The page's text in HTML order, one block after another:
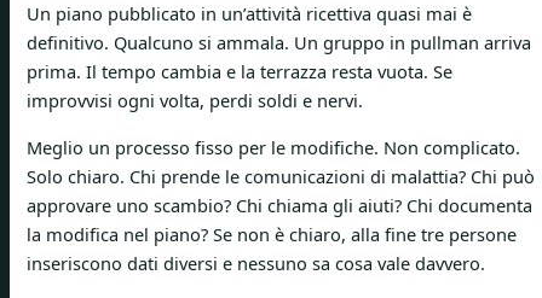
Un piano pubblicato in un’attività ricettiva quasi mai è
definitivo. Qualcuno si ammala. Un gruppo in pullman arriva
prima. Il tempo cambia e la terrazza resta vuota. Se
improvvisi ogni volta, perdi soldi e nervi.
Meglio un processo fisso per le modifiche. Non complicato.
Solo chiaro. Chi prende le comunicazioni di malattia? Chi può
approvare uno scambio? Chi chiama gli aiuti? Chi documenta
la modifica nel piano? Se non è chiaro, alla fine tre persone
inseriscono dati diversi e nessuno sa cosa vale davvero.